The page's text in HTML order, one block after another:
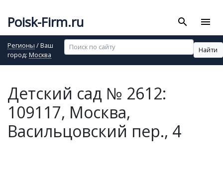
Poisk-Firm.ru search menu
Регионы / Ваш
город: Москва
Найти
Детский сад № 2612:
109117, Москва,
Васильцовский пер., 4